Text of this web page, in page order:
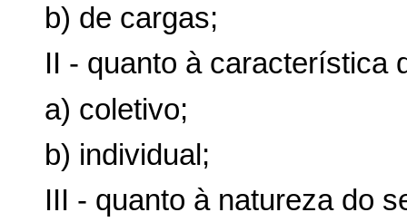
b) de cargas;
II - quanto à característica
a) coletivo;
b) individual;
III - quanto à natureza do